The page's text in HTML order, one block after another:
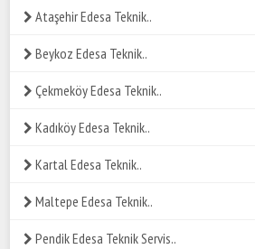
Ataşehir Edesa Teknik..
Beykoz Edesa Teknik..
Çekmeköy Edesa Teknik..
Kadıköy Edesa Teknik..
Kartal Edesa Teknik..
Maltepe Edesa Teknik..
Pendik Edesa Teknik Servis..